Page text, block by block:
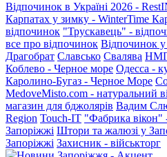
Відпочинок в Україні 2026 -
Карпатах у зимку - WinterTime
відпочинок "Трускавець" -
все про відпочинок Відпочинок
Драгобрат Славсько Свалява НМП
Коблево - Черное море Одесса -
Каролино-Бугаз - Черное Море
MedoveMisto.com - натуральний
магазин для бджолярів Вадим
Region Touch-IT "Фабрика вікон"
Запоріжжі Штори та жалюзі у
Запоріжжі Захисник - військторг